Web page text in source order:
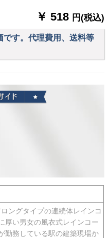
￥ 518 円(税込)
です。代理費用、送料等
ングタイプの連続体レインコ
厚い男女の風衣式レインコー
勤務している駅の建築現場か